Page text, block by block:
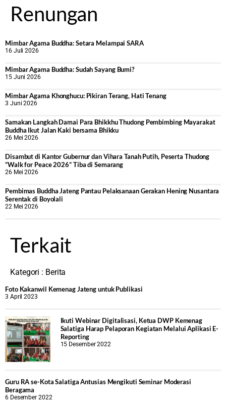
Renungan
Mimbar Agama Buddha: Setara Melampai SARA
16 Juli 2026
Mimbar Agama Buddha: Sudah Sayang Bumi?
15 Juni 2026
Mimbar Agama Khonghucu: Pikiran Terang, Hati Tenang
3 Juni 2026
Samakan Langkah Damai Para Bhikkhu Thudong Pembimbing Mayarakat
Buddha Ikut Jalan Kaki bersama Bhikku
26 Mei 2026
Disambut di Kantor Gubernur dan Vihara Tanah Putih, Peserta Thudong
“Walk for Peace 2026” Tiba di Semarang
26 Mei 2026
‎Pembimas Buddha Jateng Pantau Pelaksanaan Gerakan Hening Nusantara
Serentak di Boyolali
22 Mei 2026
Terkait
Kategori : Berita
Foto Kakanwil Kemenag Jateng untuk Publikasi
3 April 2023
Ikuti Webinar Digitalisasi, Ketua DWP Kemenag
Salatiga Harap Pelaporan Kegiatan Melalui Aplikasi E-
Reporting
15 Desember 2022
Guru RA se-Kota Salatiga Antusias Mengikuti Seminar Moderasi
Beragama
6 Desember 2022